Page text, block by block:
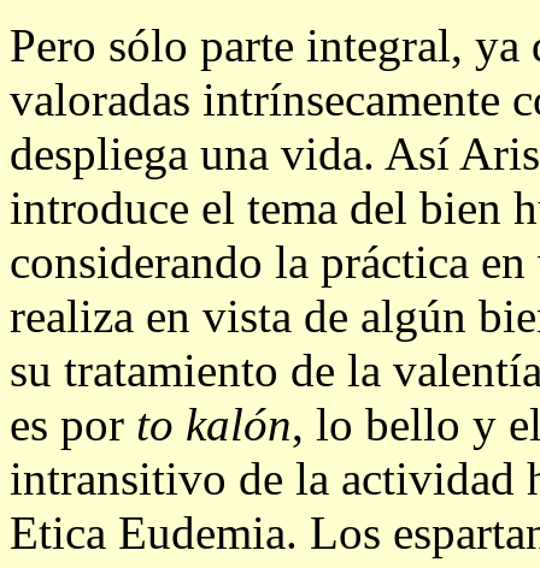
Pero sólo parte integral,
valoradas intrínsecamente
despliega una vida. Así
introduce el tema del bien
considerando la práctica
realiza en vista de algún
su tratamiento de la
es por to kalón, lo bello y
intransitivo de la actividad
Etica Eudemia. Los